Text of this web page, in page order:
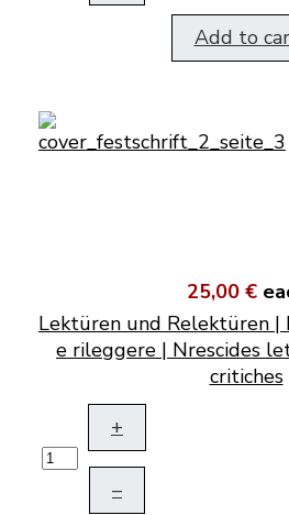
Add to
25,00 €
Lektüren und Relektüren
e rileggere | Nrescides
critiches
+
–